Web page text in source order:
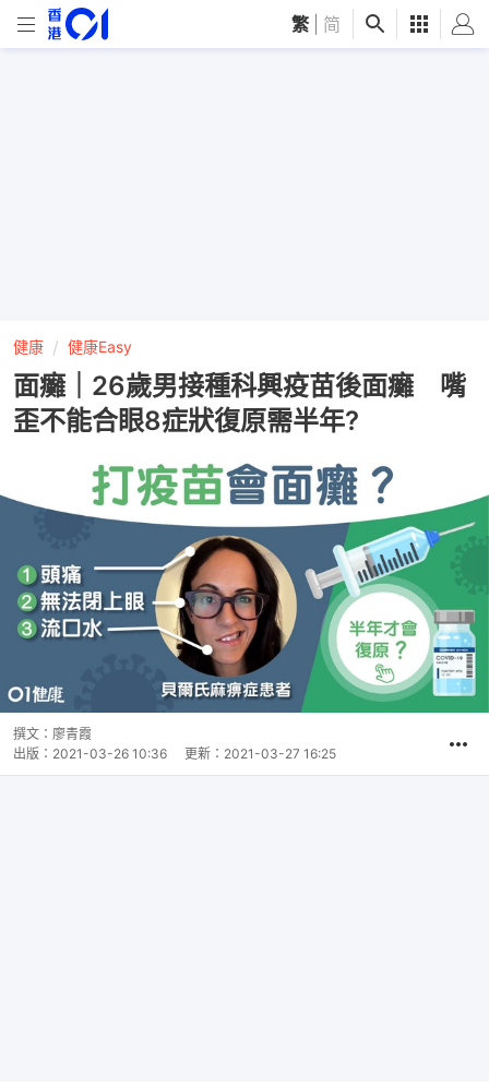
繁 简
健康 健康Easy
面癱｜26歲男接種科興疫苗後面癱 嘴
歪不能合眼8症狀復原需半年?
撰文： 廖青霞
出版： 2021-03-26 10:36 更新： 2021-03-27 16:25